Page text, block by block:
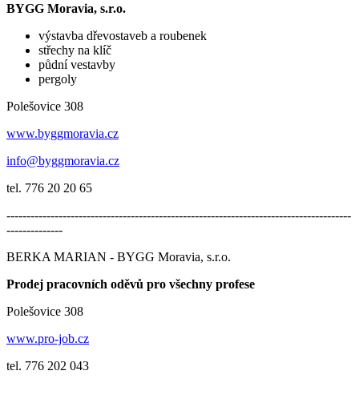
BYGG Moravia, s.r.o.
výstavba dřevostaveb a roubenek
střechy na klíč
půdní vestavby
pergoly
Polešovice 308
www.byggmoravia.cz
info@byggmoravia.cz
tel. 776 20 20 65
--------------------------------------------------------------------------------------
--------------
BERKA MARIAN - BYGG Moravia, s.r.o.
Prodej pracovních oděvů pro všechny profese
Polešovice 308
www.pro-job.cz
tel. 776 202 043